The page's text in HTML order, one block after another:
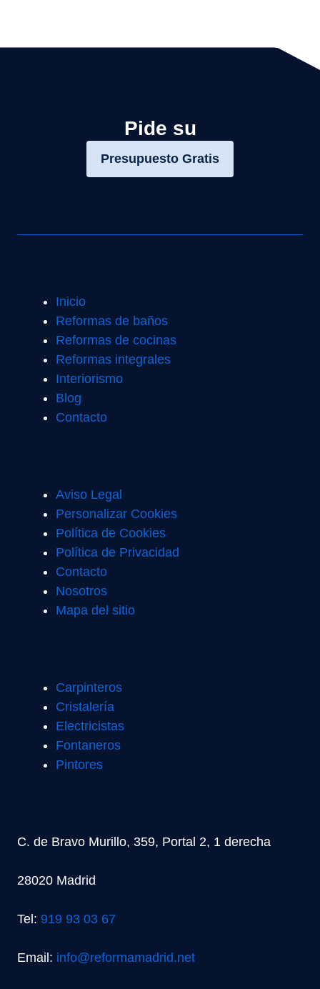
Pide su
Presupuesto Gratis
Inicio
Reformas de baños
Reformas de cocinas
Reformas integrales
Interiorismo
Blog
Contacto
Aviso Legal
Personalizar Cookies
Política de Cookies
Política de Privacidad
Contacto
Nosotros
Mapa del sitio
Carpinteros
Cristalería
Electricistas
Fontaneros
Pintores
C. de Bravo Murillo, 359, Portal 2, 1 derecha
28020 Madrid
Tel: 919 93 03 67
Email: info@reformamadrid.net